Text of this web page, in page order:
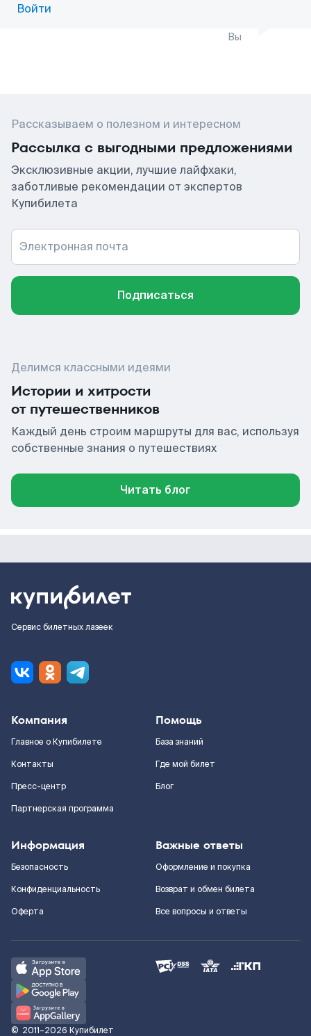
Войти
Вы
Рассказываем о полезном и интересном
Рассылка с выгодными предложениями
Эксклюзивные акции, лучшие лайфхаки,
заботливые рекомендации от экспертов
Купибилета
Электронная почта
Подписаться
Делимся классными идеями
Истории и хитрости
от путешественников
Каждый день строим маршруты для вас, используя
собственные знания о путешествиях
Читать блог
Сервис билетных лазеек
Компания
Главное о Купибилете
Контакты
Пресс-центр
Партнерская программа
Помощь
База знаний
Где мой билет
Блог
Информация
Безопасность
Конфиденциальность
Оферта
Важные ответы
Оформление и покупка
Возврат и обмен билета
Все вопросы и ответы
© 2011–2026 Купибилет